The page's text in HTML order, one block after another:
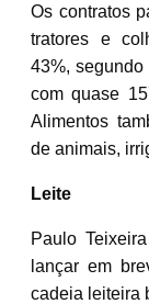
Os contratos
tratores e
43%,
com quase
Alimentos
de animais,
Leite
Paulo
lançar em
cadeia leiteira